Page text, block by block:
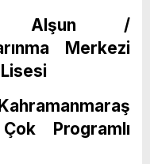
Alşun /
Merkezi
Programlı